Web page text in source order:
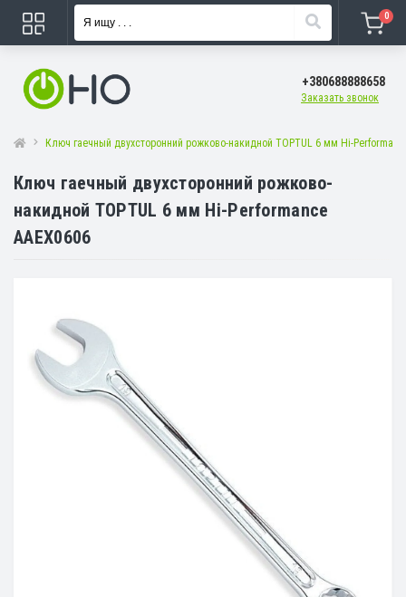
0
+380688888658
Заказать звонок
Ключ гаечный двухсторонний рожково-накидной TOPTUL 6 мм Hi-
Ключ гаечный двухсторонний рожково-
накидной TOPTUL 6 мм Hi-Performance
AAEX0606